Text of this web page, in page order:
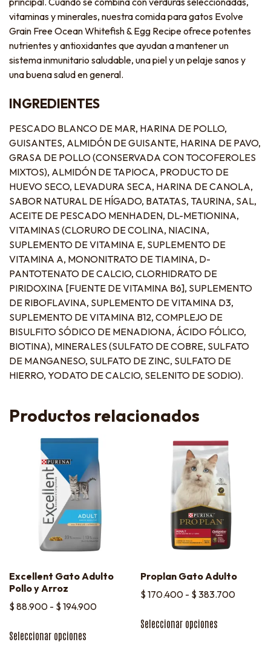
vitaminas y minerales, nuestra comida para gatos Evolve
Grain Free Ocean Whitefish & Egg Recipe ofrece potentes
nutrientes y antioxidantes que ayudan a mantener un
sistema inmunitario saludable, una piel y un pelaje sanos y
una buena salud en general.
INGREDIENTES
PESCADO BLANCO DE MAR, HARINA DE POLLO,
GUISANTES, ALMIDÓN DE GUISANTE, HARINA DE PAVO,
GRASA DE POLLO (CONSERVADA CON TOCOFEROLES
MIXTOS), ALMIDÓN DE TAPIOCA, PRODUCTO DE
HUEVO SECO, LEVADURA SECA, HARINA DE CANOLA,
SABOR NATURAL DE HÍGADO, BATATAS, TAURINA, SAL,
ACEITE DE PESCADO MENHADEN, DL-METIONINA,
VITAMINAS (CLORURO DE COLINA, NIACINA,
SUPLEMENTO DE VITAMINA E, SUPLEMENTO DE
VITAMINA A, MONONITRATO DE TIAMINA, D-
PANTOTENATO DE CALCIO, CLORHIDRATO DE
PIRIDOXINA [FUENTE DE VITAMINA B6], SUPLEMENTO
DE RIBOFLAVINA, SUPLEMENTO DE VITAMINA D3,
SUPLEMENTO DE VITAMINA B12, COMPLEJO DE
BISULFITO SÓDICO DE MENADIONA, ÁCIDO FÓLICO,
BIOTINA), MINERALES (SULFATO DE COBRE, SULFATO
DE MANGANESO, SULFATO DE ZINC, SULFATO DE
HIERRO, YODATO DE CALCIO, SELENITO DE SODIO).
Productos relacionados
Excellent Gato Adulto
Pollo y Arroz
$ 88.900 - $ 194.900
Seleccionar opciones
Proplan Gato Adulto
$ 170.400 - $ 383.700
Seleccionar opciones